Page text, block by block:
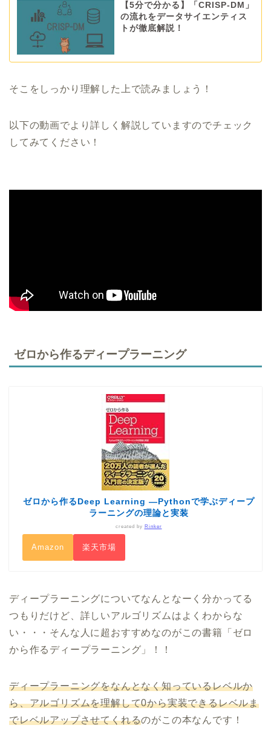
【5分で分かる】「CRISP-DM」
の流れをデータサイエンティス
トが徹底解説！
そこをしっかり理解した上で読みましょう！
以下の動画でより詳しく解説していますのでチェック
してみてください！
ゼロから作るディープラーニング
ゼロから作るDeep Learning ―Pythonで学ぶディープ
ラーニングの理論と実装
created by Rinker
Amazon 楽天市場
ディープラーニングについてなんとなーく分かってる
つもりだけど、詳しいアルゴリズムはよくわからな
い・・・そんな人に超おすすめなのがこの書籍「ゼロ
から作るディープラーニング」！！
ディープラーニングをなんとなく知っているレベルか
ら、アルゴリズムを理解して0から実装できるレベルま
でレベルアップさせてくれるのがこの本なんです！